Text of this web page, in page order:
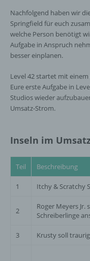
Nachfolgend haben wir
Springfield für euch
welche Person benötigt
Aufgabe in Anspruch
besser einplanen.
Level 42 startet mit
Eure erste Aufgabe in
Studios wieder
Umsatz-Strom.
Inseln im
Teil Beschreibung
1 Itchy & Scratchy
2
Roger Meyers Jr.
Schreiberlinge
3 Krusty soll